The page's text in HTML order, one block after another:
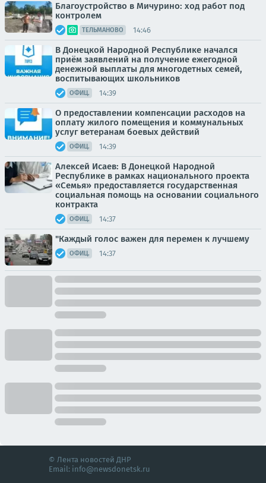
Благоустройство в Мичурино: ход работ под
контролем
ТЕЛЬМАНОВО 14:46
В Донецкой Народной Республике начался
приём заявлений на получение ежегодной
денежной выплаты для многодетных семей,
воспитывающих школьников
ОФИЦ. 14:39
О предоставлении компенсации расходов на
оплату жилого помещения и коммунальных
услуг ветеранам боевых действий
ОФИЦ. 14:39
Алексей Исаев: В Донецкой Народной
Республике в рамках национального проекта
«Семья» предоставляется государственная
социальная помощь на основании социального
контракта
ОФИЦ. 14:37
"Каждый голос важен для перемен к лучшему
ОФИЦ. 14:37
© Лента новостей ДНР
Email: info@newsdonetsk.ru